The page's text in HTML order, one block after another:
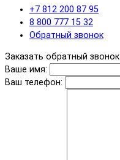
+7 812 200 87 95
8 800 777 15 32
Обратный звонок
Заказать обратный звонок
Ваше имя:
Ваш телефон: